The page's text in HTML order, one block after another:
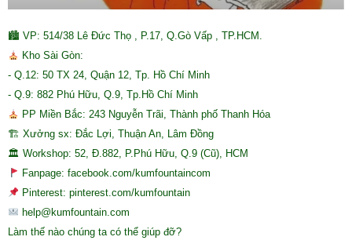
🏙 VP: 514/38 Lê Đức Thọ , P.17, Q.Gò Vấp , TP.HCM.
Kho Sài Gòn:
- Q.12: 50 TX 24, Quận 12, Tp. Hồ Chí Minh
- Q.9: 882 Phú Hữu, Q.9, Tp.Hồ Chí Minh
PP Miền Bắc: 243 Nguyễn Trãi, Thành phố Thanh Hóa
🏗 Xưởng sx: Đắc Lợi, Thuận An, Lâm Đồng
🏛 Workshop: 52, Đ.882, P.Phú Hữu, Q.9 (Cũ), HCM
Fanpage: facebook.com/kumfountaincom
Pinterest: pinterest.com/kumfountain
help@kumfountain.com
Làm thế nào chúng ta có thể giúp đỡ?